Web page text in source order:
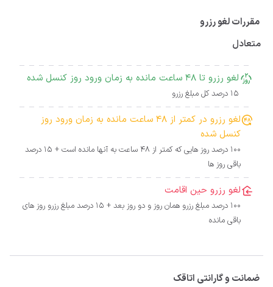
مقررات لغو رزرو
متعادل
لغو رزرو تا 48 ساعت مانده به زمان ورود روز کنسل شده
15 درصد کل مبلغ رزرو
لغو رزرو در کمتر از 48 ساعت مانده به زمان ورود روز
کنسل شده
100 درصد روز هایی که کمتر از 48 ساعت به آنها مانده است + 15 درصد
باقی روز ها
لغو رزرو حین اقامت
100 درصد مبلغ رزرو همان روز و دو روز بعد + 15 درصد مبلغ رزرو روز های
باقی مانده
ضمانت و گارانتی اتاقک